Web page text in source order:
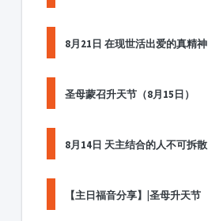
8月21日 在现世活出爱的真精神
圣母蒙召升天节（8月15日）
8月14日 天主结合的人不可拆散
【主日福音分享】|圣母升天节